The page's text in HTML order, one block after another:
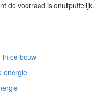
de voorraad is onuitputtelijk.
in de bouw
energie